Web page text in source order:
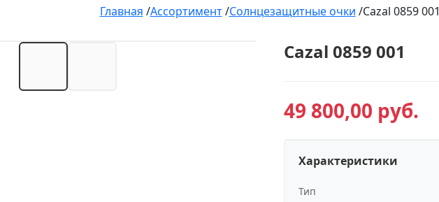
Главная /Ассортимент /Солнцезащитные очки /Cazal 0859 001
Cazal 0859 001
49 800,00 руб.
Характеристики
Тип